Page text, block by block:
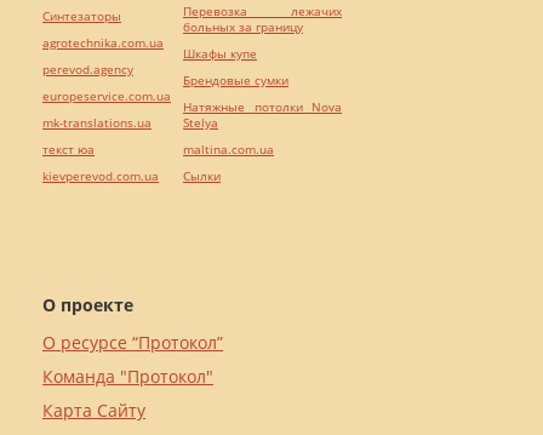
О проекте
О ресурсе “Протокол”
Команда "Протокол"
Карта Сайту
Синтезаторы
agrotechnika.com.ua
perevod.agency
europeservice.com.ua
mk-translations.ua
текст юа
kievperevod.com.ua
Перевозка лежачих
больных за границу
Шкафы купе
Брендовые сумки
Натяжные потолки Nova
Stelya
maltina.com.ua
Cылки